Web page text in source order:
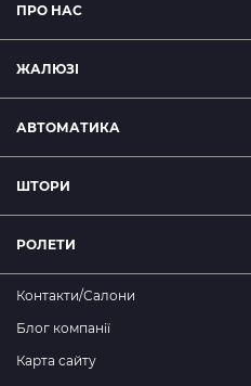
ПРО НАС
ЖАЛЮЗІ
АВТОМАТИКА
ШТОРИ
РОЛЕТИ
Контакти/Салони
Блог компанії
Карта сайту